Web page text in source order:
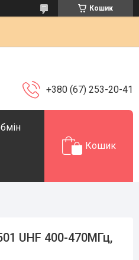
Кошик
+380 (67) 253-20-41
Кошик
UHF 400-470МГц,